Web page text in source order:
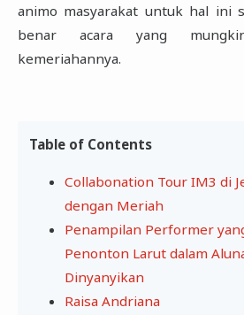
animo masyarakat untuk hal ini
benar acara yang
kemeriahannya.‎
Table of Contents
Collabonation Tour IM3 di
dengan Meriah
Penampilan Performer
Penonton Larut dalam
Dinyanyikan
Raisa Andriana